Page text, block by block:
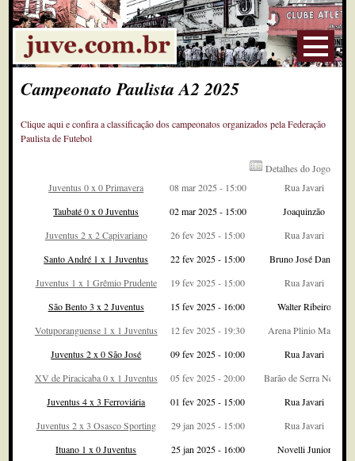
Campeonato Paulista A2 2025
Clique aqui e confira a classificação dos campeonatos organizados pela Federação
Paulista de Futebol
Detalhes do Jogo
Juventus 0 x 0 Primavera
08 mar 2025 - 15:00
Rua Javari
Taubaté 0 x 0 Juventus
02 mar 2025 - 15:00
Joaquinzão
Juventus 2 x 2 Capivariano
26 fev 2025 - 15:00
Rua Javari
Santo André 1 x 1 Juventus
22 fev 2025 - 15:00
Bruno José Daniel
Juventus 1 x 1 Grêmio Prudente
19 fev 2025 - 15:00
Rua Javari
São Bento 3 x 2 Juventus
15 fev 2025 - 16:00
Walter Ribeiro
Votuporanguense 1 x 1 Juventus
12 fev 2025 - 19:30
Arena Plinio Marin
Juventus 2 x 0 São José
09 fev 2025 - 10:00
Rua Javari
XV de Piracicaba 0 x 1 Juventus
05 fev 2025 - 20:00
Barão de Serra Negra
Juventus 4 x 3 Ferroviária
01 fev 2025 - 15:00
Rua Javari
Juventus 2 x 3 Osasco Sporting
29 jan 2025 - 15:00
Rua Javari
Ituano 1 x 0 Juventus
25 jan 2025 - 16:00
Novelli Junior